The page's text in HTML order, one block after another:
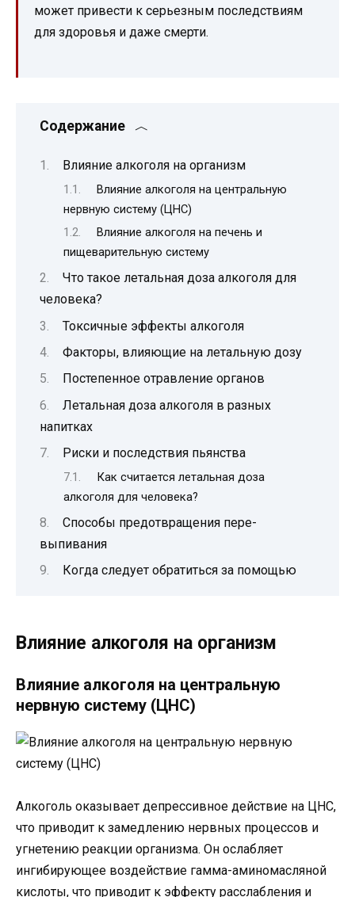
может привести к серьезным последствиям
для здоровья и даже смерти.
Содержание
Влияние алкоголя на организм
Влияние алкоголя на центральную
нервную систему (ЦНС)
Влияние алкоголя на печень и
пищеварительную систему
Что такое летальная доза алкоголя для
человека?
Токсичные эффекты алкоголя
Факторы, влияющие на летальную дозу
Постепенное отравление органов
Летальная доза алкоголя в разных
напитках
Риски и последствия пьянства
Как считается летальная доза
алкоголя для человека?
Способы предотвращения пере-
выпивания
Когда следует обратиться за помощью
Влияние алкоголя на организм
Влияние алкоголя на центральную
нервную систему (ЦНС)
Алкоголь оказывает депрессивное действие на ЦНС,
что приводит к замедлению нервных процессов и
угнетению реакции организма. Он ослабляет
ингибирующее воздействие гамма-аминомасляной
кислоты, что приводит к эффекту расслабления и